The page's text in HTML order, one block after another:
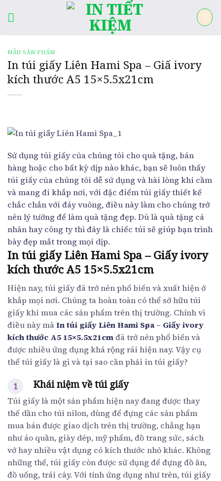
MẪU SẢN PHẨM
In túi giấy Liên Hami Spa – Giấ ivory
kích thước A5 15×5.5x21cm
Sử dụng túi giấy của chúng tôi cho quà tặng, bán
hàng hoặc cho bất kỳ dịp nào khác, bạn sẽ luôn thấy
túi giấy của chúng tôi dễ sử dụng và hài lòng khi cầm
và mang đi khắp nơi, với đặc điểm túi giấy thiết kế
chắc chắn với đáy vuông, điều này làm cho chúng trở
nên lý tưởng để làm quà tặng đẹp. Dù là quà tặng cá
nhân hay công ty thì đây là chiếc túi sẽ giúp bạn trình
bày đẹp mắt trong mọi dịp.
In túi giấy Liên Hami Spa – Giấy ivory
kích thước A5 15×5.5x21cm
Hiện nay, túi giấy đã trở nên phổ biến và xuất hiện ở
khắp mọi nơi. Chúng ta hoàn toàn có thể sở hữu túi
giấy khi mua các sản phẩm trên thị trường. Chính vì
điều này màIn túi giấy Liên Hami Spa – Giấy ivory
kích thước A5 15×5.5x21cmđã trở nên phổ biến và
được nhiều ứng dụng khá rộng rãi hiện nay. Vậy cụ
thể túi giấy là gì và tại sao cần phải in túi giấy?
Khái niệm về túi giấy
Túi giấy là một sản phẩm hiện nay đang được thay
thế dần cho túi nilon, dùng để đựng các sản phẩm
mua bán được giao dịch trên thị trường, chẳng hạn
như áo quần, giày dép, mỹ phẩm, đồ trang sức, sách
vở hay nhiều vật dụng có kích thước nhỏ khác. Không
những thế, túi giấy còn được sử dụng để đựng đồ ăn,
đồ uống, trái cây. Với tính ứng dụng như trên, túi giấy